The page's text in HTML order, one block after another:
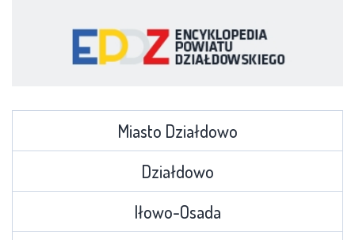
Miasto Działdowo
Działdowo
Iłowo-Osada